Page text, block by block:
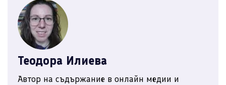
Теодора Илиева
Автор на съдържание в онлайн медии и